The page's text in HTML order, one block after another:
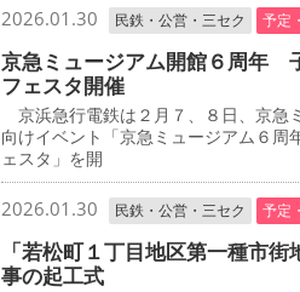
2026.01.30 民鉄・公営・三セク 予定
京急ミュージアム開館６周年
フェスタ開催
京浜急行電鉄は２月７、８日、京急
向けイベント「京急ミュージアム６
ェスタ」を開
2026.01.30 民鉄・公営・三セク 予定
「若松町１丁目地区第一種市
事の起工式